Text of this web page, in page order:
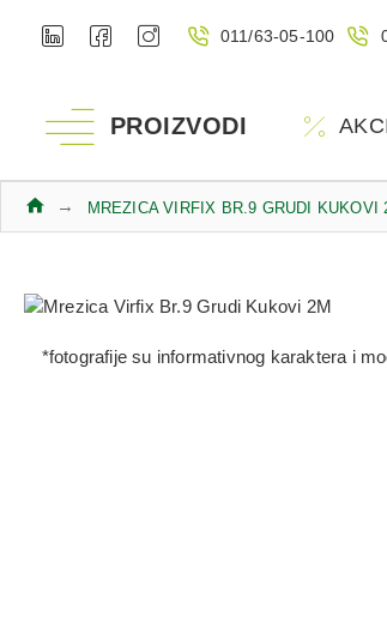
011/63-05-100
PROIZVODI
MREZICA VIRFIX BR.9 GRUDI KUKOVI
*fotografije su informativnog karaktera i